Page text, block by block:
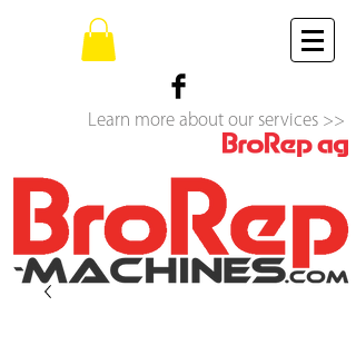
Learn more about our services >>